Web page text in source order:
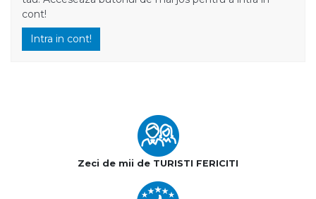
cont!
Intra in cont!
Zeci de mii de TURISTI FERICITI